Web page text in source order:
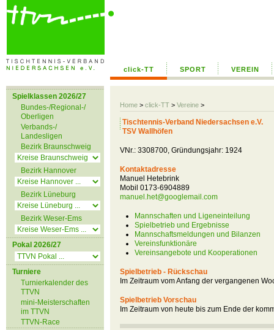
click-TT SPORT VEREIN
Home > click-TT > Vereine >
Spielklassen 2026/27
Bundes-/Regional-/
Oberligen
Verbands-/
Landesligen
Bezirk Braunschweig
Bezirk Hannover
Bezirk Lüneburg
Bezirk Weser-Ems
Pokal 2026/27
Turniere
Turnierkalender des
TTVN
mini-Meisterschaften
im TTVN
TTVN-Race
Tischtennis-Verband Niedersachsen e.V.
TSV Wallhöfen
VNr.: 3308700, Gründungsjahr: 1924
Kontaktadresse
Manuel Hetebrink
Mobil 0173-6904889
manuel.het@googlemail.com
Mannschaften und Ligeneinteilung
Spielbetrieb und Ergebnisse
Mannschaftsmeldungen und Bilanzen
Vereinsfunktionäre
Vereinsangebote und Kooperationen
Spielbetrieb - Rückschau
Im Zeitraum vom Anfang der vergangenen
Spielbetrieb Vorschau
Im Zeitraum von heute bis zum Ende der